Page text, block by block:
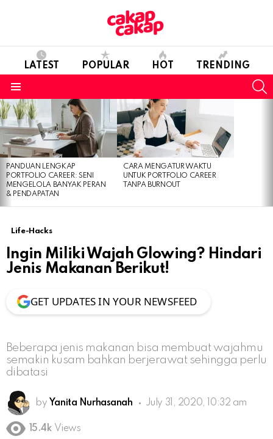
LATEST POPULAR HOT TRENDING
LATEST
STORIES
PANDUAN LENGKAP
PORTFOLIO CAREER: SENI
MENGELOLA BANYAK PERAN
& PENDAPATAN
CARA MENGATUR WAKTU
UNTUK PORTFOLIO CAREER
TANPA BURNOUT
Life-Hacks
Ingin Miliki Wajah Glowing? Hindari
Jenis Makanan Berikut!
GET UPDATES IN YOUR NEWSFEED
Beberapa jenis makanan bisa membuat wajahmu
semakin kusam bahkan berjerawat sehingga perlu
dibatasi
by Yanita Nurhasanah July 31, 2020, 10:32 am
15.4k Views